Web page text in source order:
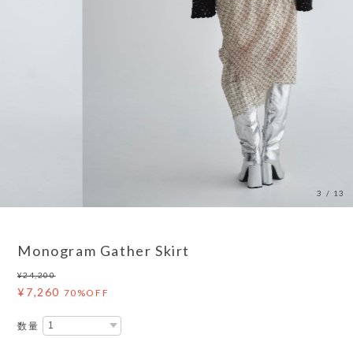
3 / 13
Monogram Gather Skirt
¥24,200
¥7,260 70%OFF
数量